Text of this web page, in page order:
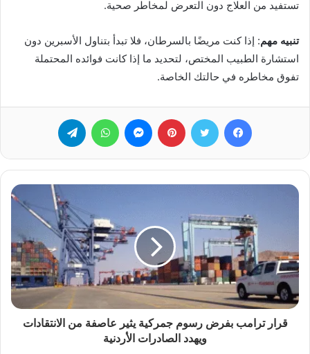
تستفيد من العلاج دون التعرض لمخاطر صحية.
تنبيه مهم: إذا كنت مريضًا بالسرطان، فلا تبدأ بتناول الأسبرين دون
استشارة الطبيب المختص، لتحديد ما إذا كانت فوائده المحتملة
تفوق مخاطره في حالتك الخاصة.
فيسبوك تويتر بينتيريست ماسنجر واتساب
قرار ترامب بفرض رسوم جمركية يثير عاصفة من الانتقادات
ويهدد الصادرات الأردنية